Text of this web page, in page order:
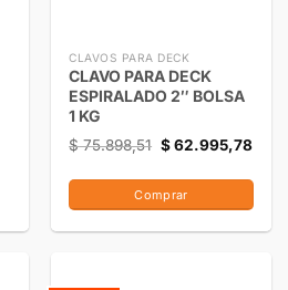
CLAVOS PARA DECK
CLAVO PARA DECK
ESPIRALADO 2″ BOLSA
1 KG
$75.898,51 $62.995,78
Comprar